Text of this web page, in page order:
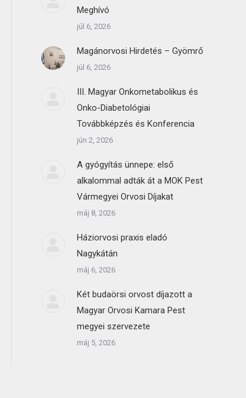
Meghívó
júl 6, 2026
Magánorvosi Hirdetés – Gyömrő
júl 6, 2026
III. Magyar Onkometabolikus és
Onko-Diabetológiai
Továbbképzés és Konferencia
jún 2, 2026
A gyógyítás ünnepe: első
alkalommal adták át a MOK Pest
Vármegyei Orvosi Díjakat
máj 8, 2026
Háziorvosi praxis eladó
Nagykátán
máj 6, 2026
Két budaörsi orvost díjazott a
Magyar Orvosi Kamara Pest
megyei szervezete
máj 5, 2026